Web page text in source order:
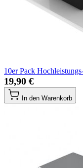
10er Pack
19,90 €
In den Warenkorb